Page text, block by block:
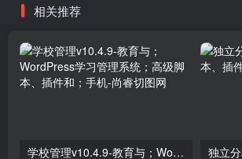
相关推荐
学校管理v10.4.9-教育与；WordPress学习管理系统；高级脚本、插件和；手机